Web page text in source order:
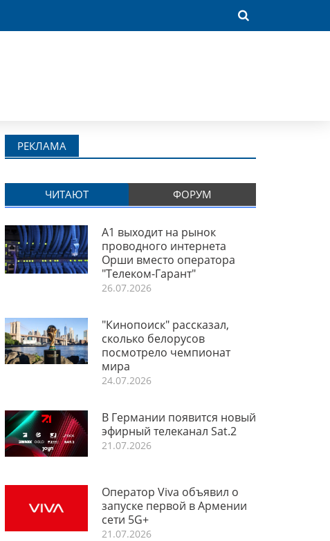
РЕКЛАМА
ЧИТАЮТ ФОРУМ
A1 выходит на рынок
проводного интернета
Орши вместо оператора
"Телеком-Гарант"
26.07.2026
"Кинопоиск" рассказал,
сколько белорусов
посмотрело чемпионат
мира
24.07.2026
В Германии появится новый
эфирный телеканал Sat.2
21.07.2026
Оператор Viva объявил о
запуске первой в Армении
сети 5G+
21.07.2026